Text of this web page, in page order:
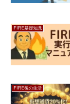
FIRE基礎知識
FIRE後の生活